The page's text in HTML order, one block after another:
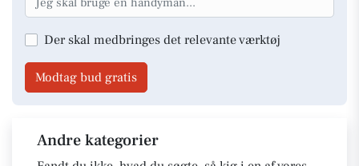
Der skal medbringes det relevante værktøj
Modtag bud gratis
Andre kategorier